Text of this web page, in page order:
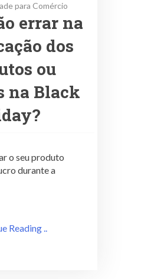
para Comércio
errar na
dos
ou
na Black
o seu produto
durante a
Reading ..